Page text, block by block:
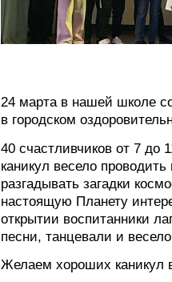
24 марта в нашей школе
в городском
40 счастливчиков от 7 до
каникул весело
разгадывать загадки
настоящую Планету
открытии воспитанники
песни, танцевали и
Желаем хороших каникул